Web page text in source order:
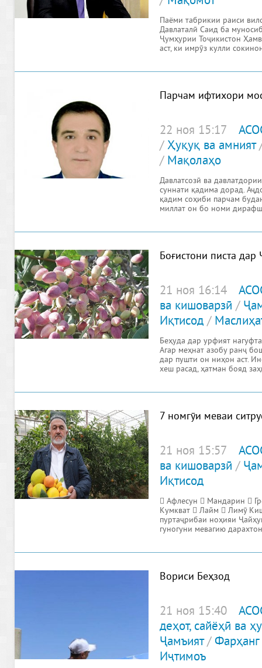
Паёми табрикии раиси
Давлаталӣ Саид ба
Ҷумҳурии Тоҷикистон
аст, ки имрӯз кулли
Парчам ифтихори
22 ноя 15:17
/Ҳуқуқ ва амният
/ Мақолаҳо
Давлатсозӣ ва
суннати қадима дорад.
қадим соҳиби парчам
миллат он бо номи
Боғистони писта дар
21 ноя 16:14
ва кишоварзӣ /
Иқтисод/
Беҳуда дар урфият
Агар меҳнат азобу ранҷ
дар пушти он ниҳон аст.
хеш расад, ҳатман бояд
7 номгӯи меваи
21 ноя 15:57
ва кишоварзӣ /
Иқтисод
 Афлесун  Мандарин 
Кумкват  Лайм  Лимӯ
пуртаҷрибаи ноҳияи
гуногуни мевагию
Вориси Беҳзод
21 ноя 15:40
деҳот, сайёҳӣ ва
Ҷамъият/Фарҳанг
Иҷтимоъ